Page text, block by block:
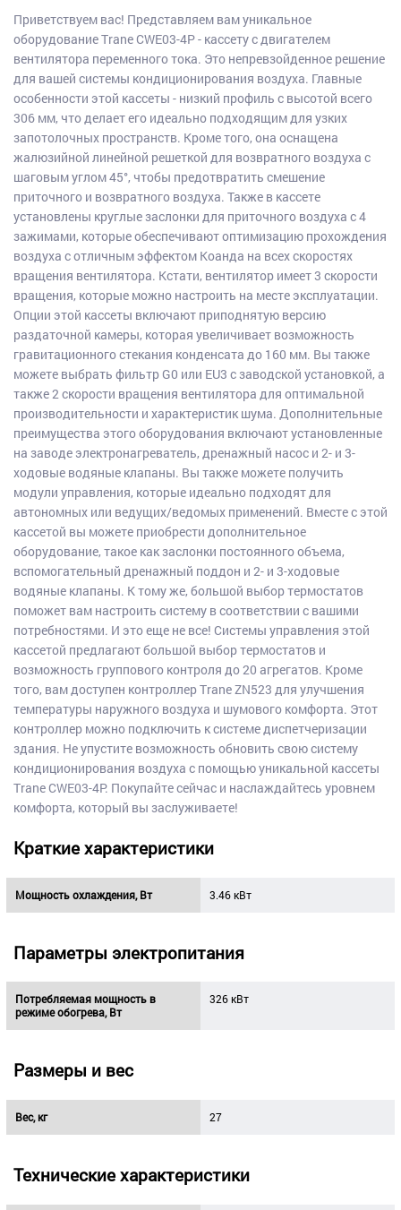
Приветствуем вас! Представляем вам уникальное
оборудование Trane CWE03-4P - кассету с двигателем
вентилятора переменного тока. Это непревзойденное решение
для вашей системы кондиционирования воздуха. Главные
особенности этой кассеты - низкий профиль с высотой всего
306 мм, что делает его идеально подходящим для узких
запотолочных пространств. Кроме того, она оснащена
жалюзийной линейной решеткой для возвратного воздуха с
шаговым углом 45°, чтобы предотвратить смешение
приточного и возвратного воздуха. Также в кассете
установлены круглые заслонки для приточного воздуха с 4
зажимами, которые обеспечивают оптимизацию прохождения
воздуха с отличным эффектом Коанда на всех скоростях
вращения вентилятора. Кстати, вентилятор имеет 3 скорости
вращения, которые можно настроить на месте эксплуатации.
Опции этой кассеты включают приподнятую версию
раздаточной камеры, которая увеличивает возможность
гравитационного стекания конденсата до 160 мм. Вы также
можете выбрать фильтр G0 или EU3 с заводской установкой, а
также 2 скорости вращения вентилятора для оптимальной
производительности и характеристик шума. Дополнительные
преимущества этого оборудования включают установленные
на заводе электронагреватель, дренажный насос и 2- и 3-
ходовые водяные клапаны. Вы также можете получить
модули управления, которые идеально подходят для
автономных или ведущих/ведомых применений. Вместе с этой
кассетой вы можете приобрести дополнительное
оборудование, такое как заслонки постоянного объема,
вспомогательный дренажный поддон и 2- и 3-ходовые
водяные клапаны. К тому же, большой выбор термостатов
поможет вам настроить систему в соответствии с вашими
потребностями. И это еще не все! Системы управления этой
кассетой предлагают большой выбор термостатов и
возможность группового контроля до 20 агрегатов. Кроме
того, вам доступен контроллер Trane ZN523 для улучшения
температуры наружного воздуха и шумового комфорта. Этот
контроллер можно подключить к системе диспетчеризации
здания. Не упустите возможность обновить свою систему
кондиционирования воздуха с помощью уникальной кассеты
Trane CWE03-4P. Покупайте сейчас и наслаждайтесь уровнем
комфорта, который вы заслуживаете!
Краткие характеристики
Мощность охлаждения, Вт 3.46 кВт
Параметры электропитания
Потребляемая мощность в
режиме обогрева, Вт
326 кВт
Размеры и вес
Вес, кг 27
Технические характеристики